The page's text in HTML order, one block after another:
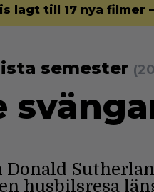
lagt till 17 nya filmer
semester
Donald
husbilsresa